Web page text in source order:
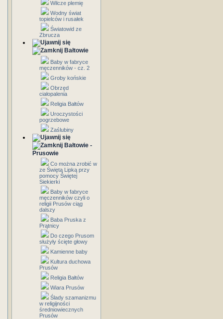
Wilcze plemię
Wodny świat
topielców i rusałek
Światowid ze
Zbrucza
Bałtowie
Baby w fabryce
męczenników - cz. 2
Groby końskie
Obrzęd
ciałopalenia
Religia Bałtów
Uroczystości
pogrzebowe
Zaślubiny
Bałtowie -
Prusowie
Co można zrobić w
ze Świętą Lipką przy
pomocy Świętej
Siekierki
Baby w fabryce
męczenników czyli o
religii Prusów ciąg
dalszy
Baba Pruska z
Prątnicy
Do czego Prusom
służyły ścięte głowy
Kamienne baby
Kultura duchowa
Prusów
Religia Bałtów
Wiara Prusów
Ślady szamanizmu
w religijności
średniowiecznych
Prusów